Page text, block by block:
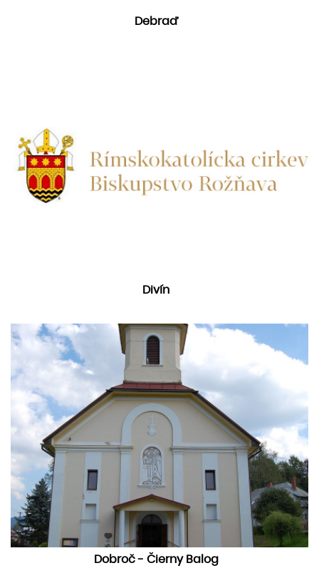
Debraď
Divín
Dobroč - Čierny Balog